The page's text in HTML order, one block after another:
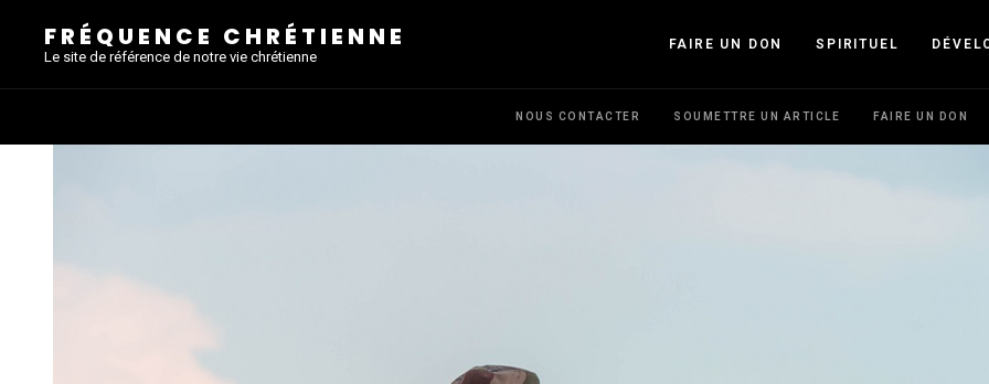
FRÉQUENCE CHRÉTIENNE
Le site de référence de notre vie chrétienne
FAIRE UN DON SPIRITUEL
NOUS CONTACTER SOUMETTRE UN ARTICLE FAIRE UN DON